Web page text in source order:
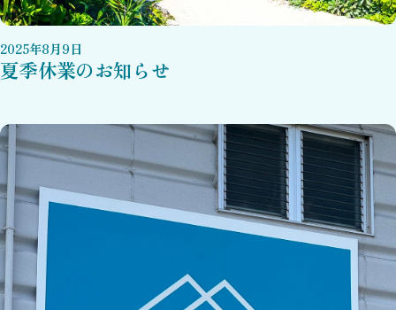
2025年8月9日
夏季休業のお知らせ